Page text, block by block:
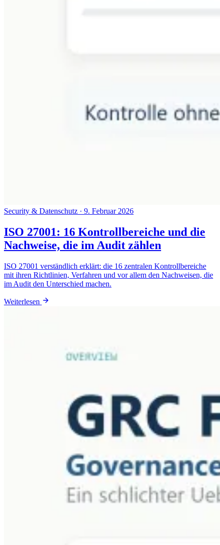
Security & Datenschutz · 9. Februar 2026
ISO 27001: 16 Kontrollbereiche und die
Nachweise, die im Audit zählen
ISO 27001 verständlich erklärt: die 16 zentralen Kontrollbereiche
mit ihren Richtlinien, Verfahren und vor allem den Nachweisen, die
im Audit den Unterschied machen.
Weiterlesen